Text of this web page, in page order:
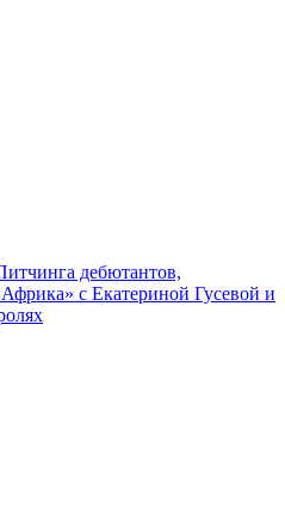
дебютантов,
с Екатериной Гусевой и